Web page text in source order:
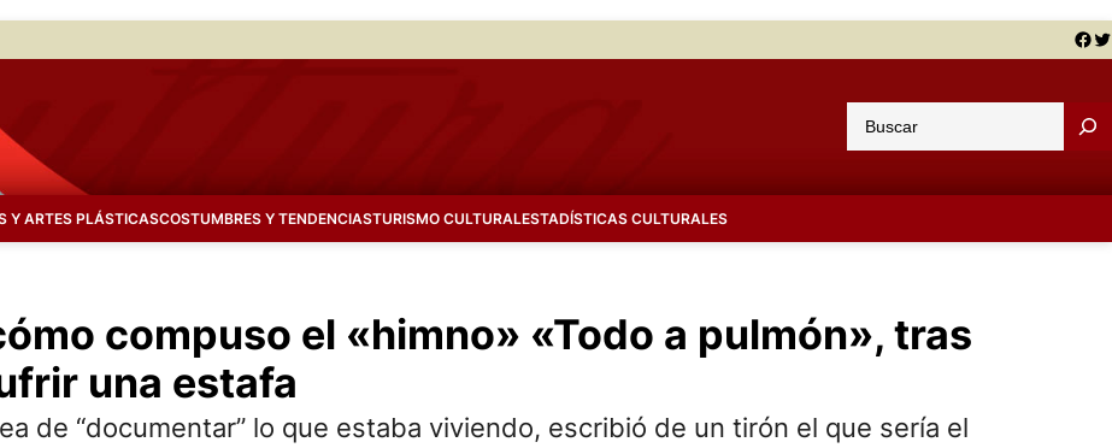
Facebook Twitter
u
a
Y ARTES PLÁSTICASCOSTUMBRES Y TENDENCIASTURISMO CULTURALESTADÍSTICAS CULTURALES
compuso el «himno» «Todo a pulmón», tras
una estafa
de “documentar” lo que estaba viviendo, escribió de un tirón el que sería el